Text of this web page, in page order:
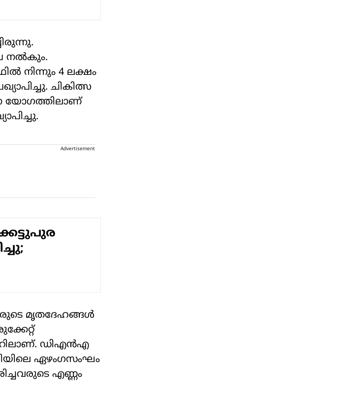
നല്‍കും.
നിന്നും 4 ലക്ഷം
ചികിത്സ
യോഗത്തിലാണ്
Advertisement
മൃതദേഹങ്ങള്‍
ഡിഎന്‍എ
ഏഴംഗസംഘം
എണ്ണം